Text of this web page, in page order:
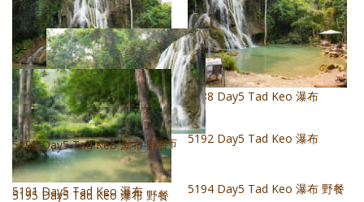
5188 Day5 Tad Keo 瀑布
5189 Day5 Tad Keo 瀑布
5190 Day5 Tad Keo 瀑布